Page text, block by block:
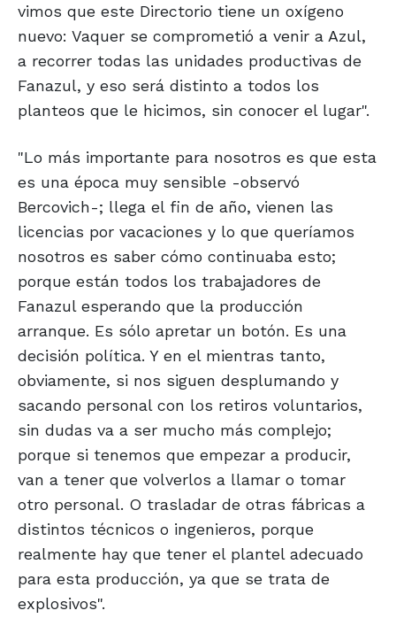
vimos que este Directorio tiene un oxígeno
nuevo: Vaquer se comprometió a venir a Azul,
a recorrer todas las unidades productivas de
Fanazul, y eso será distinto a todos los
planteos que le hicimos, sin conocer el lugar".
"Lo más importante para nosotros es que esta
es una época muy sensible -observó
Bercovich-; llega el fin de año, vienen las
licencias por vacaciones y lo que queríamos
nosotros es saber cómo continuaba esto;
porque están todos los trabajadores de
Fanazul esperando que la producción
arranque. Es sólo apretar un botón. Es una
decisión política. Y en el mientras tanto,
obviamente, si nos siguen desplumando y
sacando personal con los retiros voluntarios,
sin dudas va a ser mucho más complejo;
porque si tenemos que empezar a producir,
van a tener que volverlos a llamar o tomar
otro personal. O trasladar de otras fábricas a
distintos técnicos o ingenieros, porque
realmente hay que tener el plantel adecuado
para esta producción, ya que se trata de
explosivos".